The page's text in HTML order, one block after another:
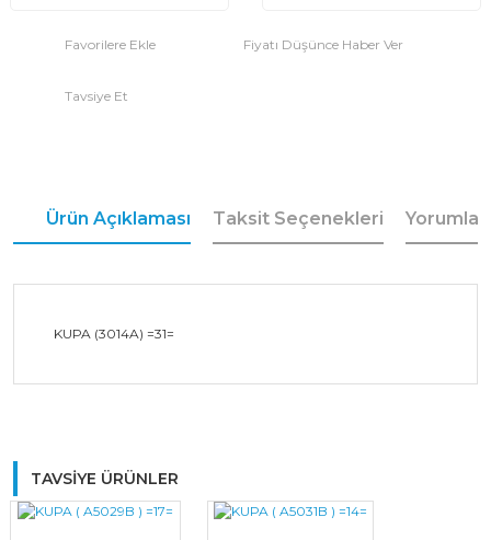
Fiyatı Düşünce Haber Ver
Tavsiye Et
Ürün Açıklaması Taksit Seçenekleri Yorumlar
KUPA (3014A) =31=
TAVSİYE ÜRÜNLER